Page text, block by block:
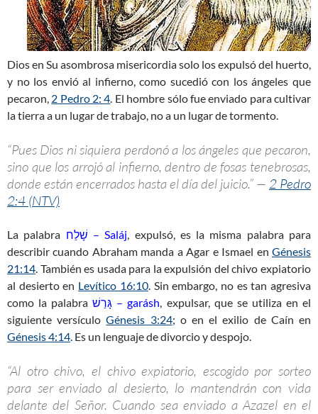
Dios en Su asombrosa misericordia solo los expulsó del huerto,
y no los envió al infierno, como sucedió con los ángeles que
pecaron, 2 Pedro 2: 4. El hombre sólo fue enviado para cultivar
la tierra a un lugar de trabajo, no a un lugar de tormento.
“Pues Dios ni siquiera perdonó a los ángeles que pecaron,
sino que los arrojó al infierno, dentro de fosas tenebrosas,
donde están encerrados hasta el día del juicio.” — 2 Pedro
2:4 (NTV)
La palabra שָׁלַח – Saláj, expulsó, es la misma palabra para
describir cuando Abraham manda a Agar e Ismael en Génesis
21:14. También es usada para la expulsión del chivo expiatorio
al desierto en Levítico 16:10. Sin embargo, no es tan agresiva
como la palabra
גָּרַשׁ – garásh, expulsar, que se utiliza en el
siguiente versículoGénesis 3:24; o en el exilio de Caín en
Génesis 4:14. Es un lenguaje de divorcio y despojo.
“Al otro chivo, el chivo expiatorio, escogido por sorteo
para ser enviado al desierto, lo mantendrán con vida
delante del Señor. Cuando sea enviado a Azazel en el